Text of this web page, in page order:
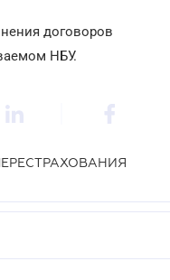
договоров
НБУ.